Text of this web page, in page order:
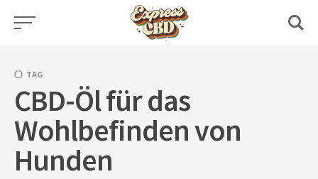
Skip
TAG
CBD-Öl für das
Wohlbefinden von
Hunden